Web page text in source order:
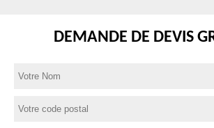
DEMANDE DE DEVIS